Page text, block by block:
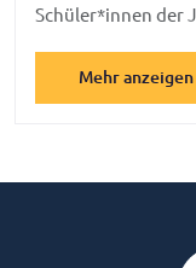
Schüler*innen der
Mehr anzeigen